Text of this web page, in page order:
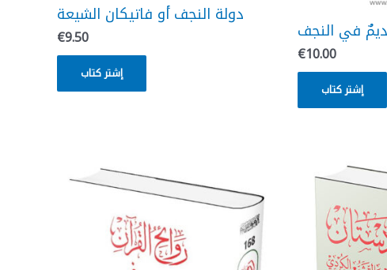
‫دولة النجف أو فاتيكان الشيعة
€9.50
إشتر كتاب
في النجف
€10.00
إشتر كتاب